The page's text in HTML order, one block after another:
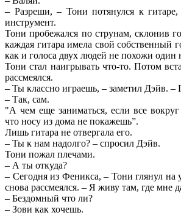
– Разреши, – Тони потянулся к
инструмент.
Тони пробежался по струнам, склонив
каждая гитара имела свой собственный
как и голоса двух людей не похожи один
Тони стал наигрывать что-то. Потом
рассмеялся.
– Ты классно играешь, – заметил Дэйв. –
– Так, сам.
"А чем еще заниматься, если все вокруг
что носу из дома не покажешь”.
Лишь гитара не отвергала его.
– Ты к нам надолго? – спросил Дэйв.
Тони пожал плечами.
– А ты откуда?
– Сегодня из Феникса, – Тони глянул на
снова рассмеялся. – Я живу там, где мне
– Бездомный что ли?
– Зови как хочешь.